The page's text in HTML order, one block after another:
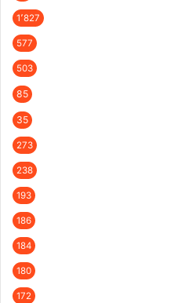
1٬827
577
503
85
35
273
238
193
186
184
180
172